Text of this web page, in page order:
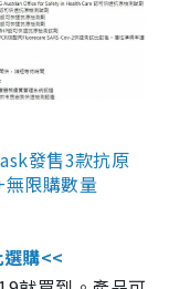
發售3款抗原
限購數量
購<<